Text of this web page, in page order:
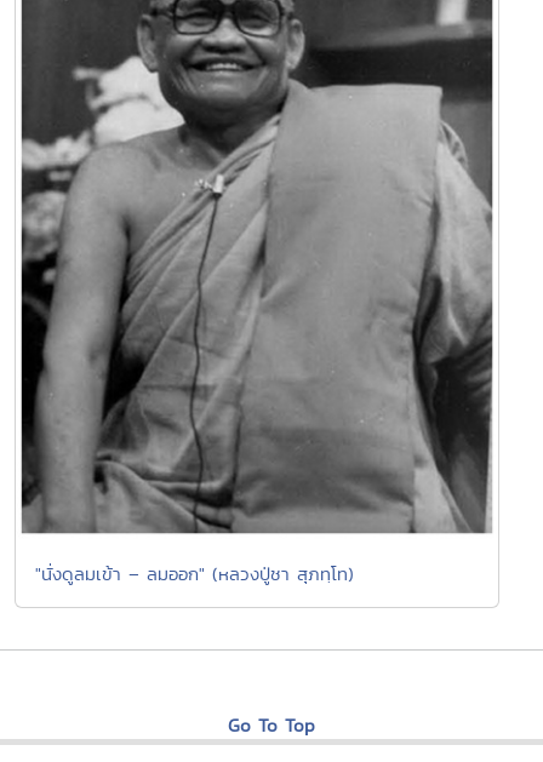
"นั่งดูลมเข้า – ลมออก" (หลวงปู่ชา สุภทฺโท)
Go To Top